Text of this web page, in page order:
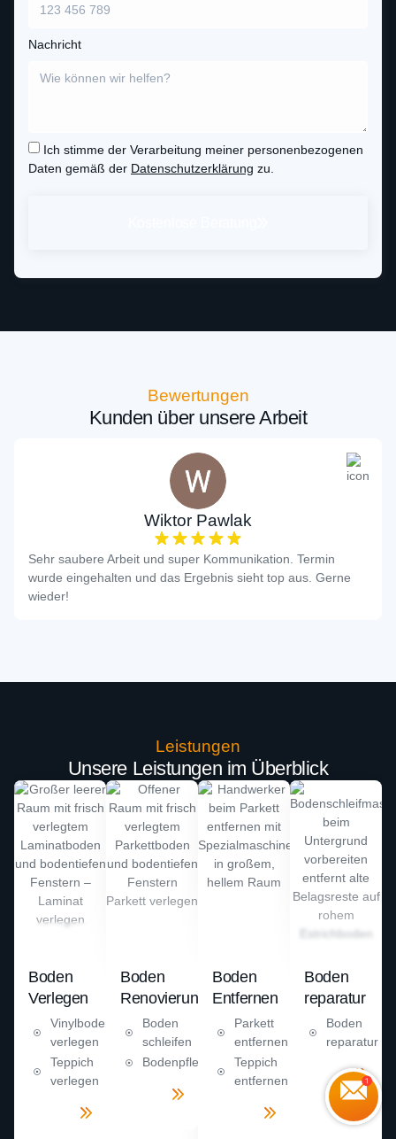
Nachricht
Ich stimme der Verarbeitung meiner personenbezogenen
Daten gemäß der Datenschutzerklärung zu.
Bewertungen
Kunden über unsere Arbeit
Wiktor Pawlak
Sehr saubere Arbeit und super Kommunikation. Termin
wurde eingehalten und das Ergebnis sieht top aus. Gerne
wieder!
Leistungen
Unsere Leistungen im Überblick
Boden
Verlegen
Vinylboden
verlegen
Teppich
verlegen
Boden
Renovierung
Boden
schleifen
Bodenpflege
Boden
Entfernen
Parkett
entfernen
Teppich
entfernen
Boden
reparatur
Boden
reparatur
sehen